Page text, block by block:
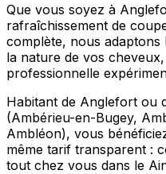
Que vous soyez à
rafraîchissement de
complète, nous adaptons
la nature de vos
professionnelle
Habitant de Anglefort ou
(Ambérieu-en-Bugey,
Ambléon), vous
même tarif transparent :
tout chez vous dans le